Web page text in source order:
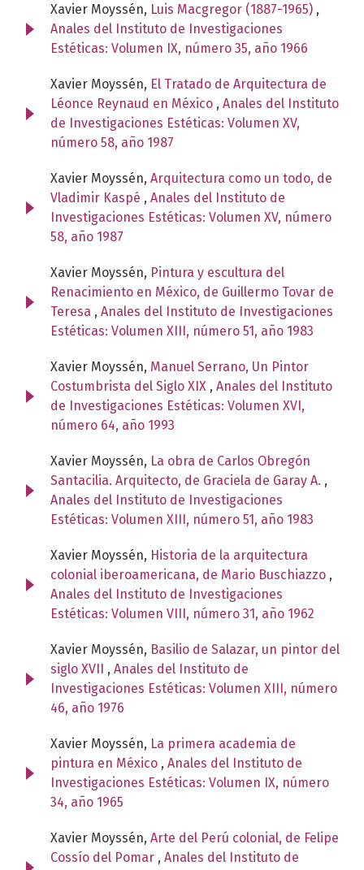
Xavier Moyssén, Luis Macgregor (1887-1965) ,
Anales del Instituto de Investigaciones
Estéticas: Volumen IX, número 35, año 1966
Xavier Moyssén, El Tratado de Arquitectura de
Léonce Reynaud en México , Anales del Instituto
de Investigaciones Estéticas: Volumen XV,
número 58, año 1987
Xavier Moyssén, Arquitectura como un todo, de
Vladimir Kaspé , Anales del Instituto de
Investigaciones Estéticas: Volumen XV, número
58, año 1987
Xavier Moyssén, Pintura y escultura del
Renacimiento en México, de Guillermo Tovar de
Teresa , Anales del Instituto de Investigaciones
Estéticas: Volumen XIII, número 51, año 1983
Xavier Moyssén, Manuel Serrano, Un Pintor
Costumbrista del Siglo XIX , Anales del Instituto
de Investigaciones Estéticas: Volumen XVI,
número 64, año 1993
Xavier Moyssén, La obra de Carlos Obregón
Santacilia. Arquitecto, de Graciela de Garay A. ,
Anales del Instituto de Investigaciones
Estéticas: Volumen XIII, número 51, año 1983
Xavier Moyssén, Historia de la arquitectura
colonial iberoamericana, de Mario Buschiazzo ,
Anales del Instituto de Investigaciones
Estéticas: Volumen VIII, número 31, año 1962
Xavier Moyssén, Basilio de Salazar, un pintor del
siglo XVII , Anales del Instituto de
Investigaciones Estéticas: Volumen XIII, número
46, año 1976
Xavier Moyssén, La primera academia de
pintura en México , Anales del Instituto de
Investigaciones Estéticas: Volumen IX, número
34, año 1965
Xavier Moyssén, Arte del Perú colonial, de Felipe
Cossío del Pomar , Anales del Instituto de